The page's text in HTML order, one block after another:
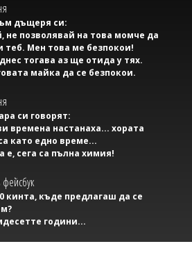
дъщеря си:
не позволявай на това момче да
теб. Мен това ме безпокои!
тогава аз ще отида у тях.
майка да се безпокои.
си говорят:
времена настанаха... хората
като едно време...
е, сега са пълна химия!
фейсбук
кинта, къде предлагаш да се
години...